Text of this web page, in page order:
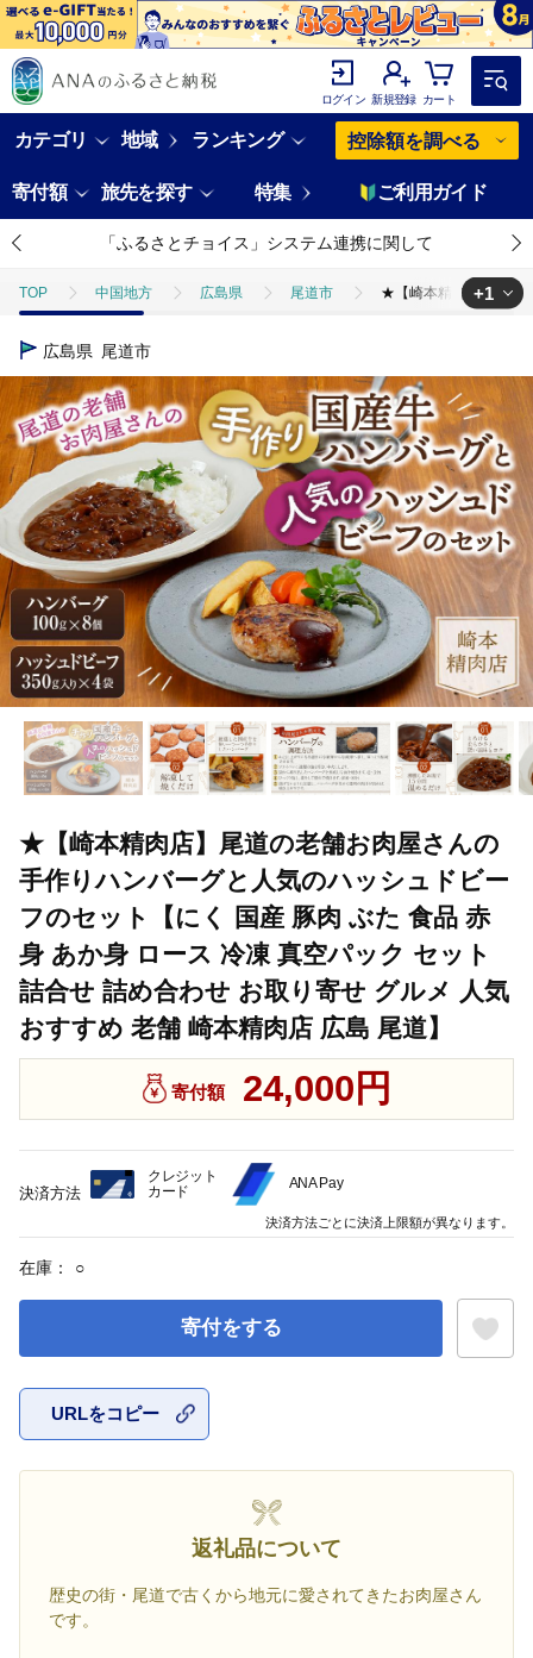
ログイン 新規登録 カート
カテゴリ 地域 ランキング 控除額を調べる
寄付額 旅先を探す 特集 ご利用ガイド
「ふるさとチョイス」システム連携に関して
TOP 中国地方 広島県 尾道市 ★【崎本精肉店】尾道
TOP
+1
広島県 尾道市
★【崎本精肉店】尾道の老舗お肉屋さんの
手作りハンバーグと人気のハッシュドビー
フのセット【にく 国産 豚肉 ぶた 食品 赤
身 あか身 ロース 冷凍 真空パック セット
詰合せ 詰め合わせ お取り寄せ グルメ 人気
おすすめ 老舗 崎本精肉店 広島 尾道】
寄付額 24,000円
在庫： ○
寄付をする
URLをコピー
返礼品について
歴史の街・尾道で古くから地元に愛されてきたお肉屋さん
です。
決済方法
クレジット
カード
ANA Pay
決済方法ごとに決済上限額が異なります。